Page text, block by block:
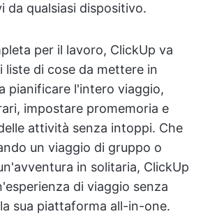
da qualsiasi dispositivo.
per il lavoro, ClickUp va
liste di cose da mettere in
pianificare l'intero viaggio,
impostare promemoria e
attività senza intoppi. Che
un viaggio di gruppo o
in solitaria, ClickUp
di viaggio senza
sua piattaforma all-in-one.